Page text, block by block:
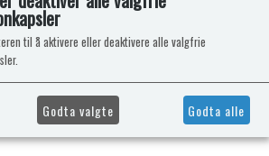
til å aktivere eller deaktivere alle valgfrie
Godta valgte Godta alle